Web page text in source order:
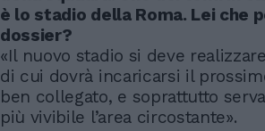
è lo stadio della Roma. Lei che
dossier?
«Il nuovo stadio si deve
di cui dovrà incaricarsi il
ben collegato, e soprattutto
più vivibile l’area circostante».